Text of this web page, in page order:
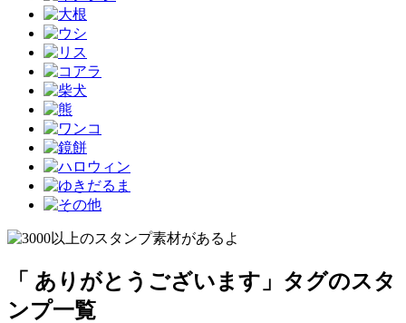
「 ありがとうございます」タグのスタ
ンプ一覧